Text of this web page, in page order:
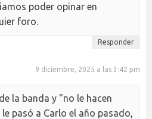
poder opinar en
foro.
Responder
9 diciembre, 2025 a las 3:42 pm
la banda y "no le hacen
pasó a Carlo el año pasado,